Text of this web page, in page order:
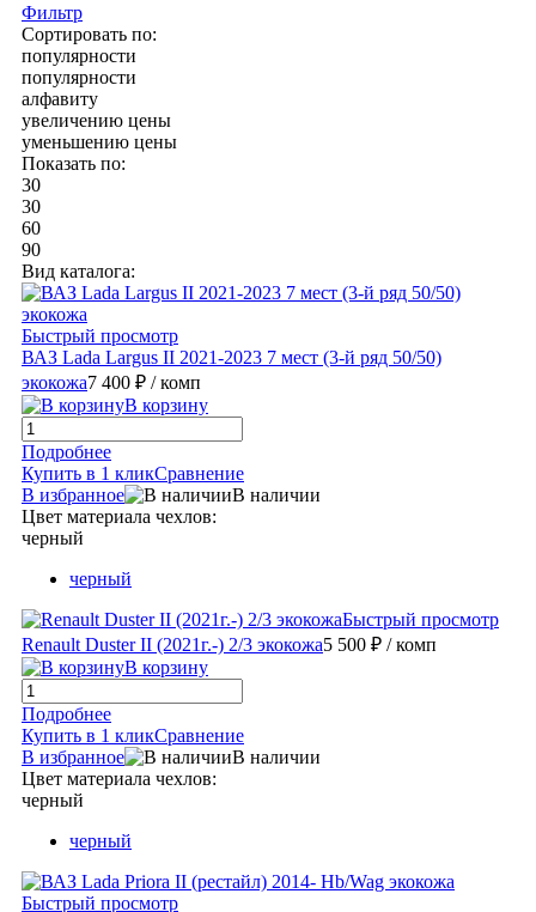
Фильтр
Сортировать по:
популярности
популярности
алфавиту
увеличению цены
уменьшению цены
Показать по:
30
30
60
90
Вид каталога:
Быстрый просмотр
ВАЗ Lada Largus II 2021-2023 7 мест (3-й ряд 50/50)
экокожа7 400 ₽ / комп
В корзину
Подробнее
Купить в 1 кликСравнение
В избранное
В наличии
Цвет материала чехлов:
черный
черный
Быстрый просмотр
Renault Duster II (2021г.-) 2/3 экокожа5 500 ₽ / комп
В корзину
Подробнее
Купить в 1 кликСравнение
В избранное
В наличии
Цвет материала чехлов:
черный
черный
Быстрый просмотр